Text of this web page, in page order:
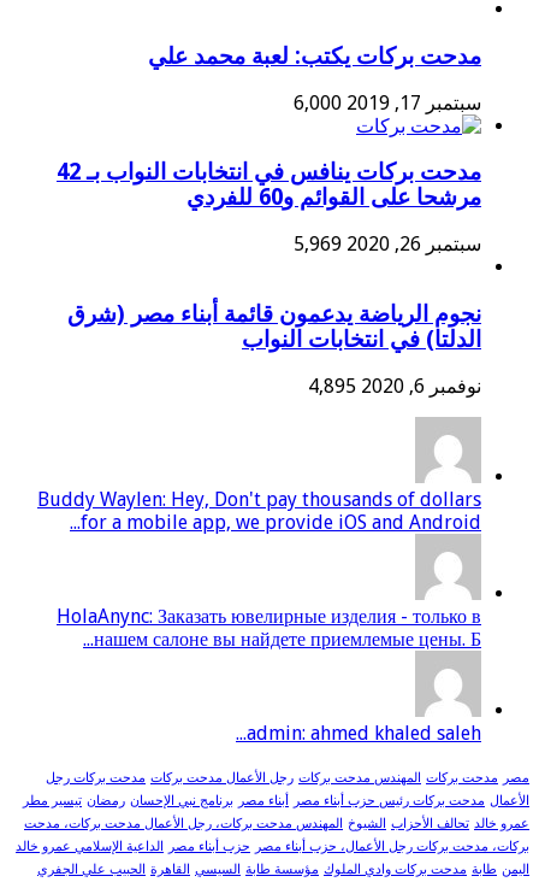
مدحت بركات يكتب: لعبة محمد علي
سبتمبر 17, 2019 6,000
مدحت بركات ينافس في انتخابات النواب بـ 42
مرشحا على القوائم و60 للفردي
سبتمبر 26, 2020 5,969
نجوم الرياضة يدعمون قائمة أبناء مصر (شرق
الدلتا) في انتخابات النواب
نوفمبر 6, 2020 4,895
Buddy Waylen: Hey, Don't pay thousands of dollars
for a mobile app, we provide iOS and Android...
HolaAnync: Заказать ювелирные изделия - только в
нашем салоне вы найдете приемлемые цены. Б...
admin: ahmed khaled saleh...
مصر مدحت بركات المهندس مدحت بركات رجل الأعمال مدحت بركات مدحت بركات رجل
الأعمال مدحت بركات رئيس حزب أبناء مصر أبناء مصر برنامج نبي الإحسان رمضان تيسير مطر
عمرو خالد تحالف الأحزاب الشيوخ المهندس مدحت بركات، رجل الأعمال مدحت بركات، مدحت
بركات، مدحت بركات رجل الأعمال، حزب أبناء مصر
حزب أبناء مصر
الداعية الإسلامي عمرو خالد
اليمن طابة مدحت بركات وادي الملوك مؤسسة طابة السيسي القاهرة الحبيب علي الجفري